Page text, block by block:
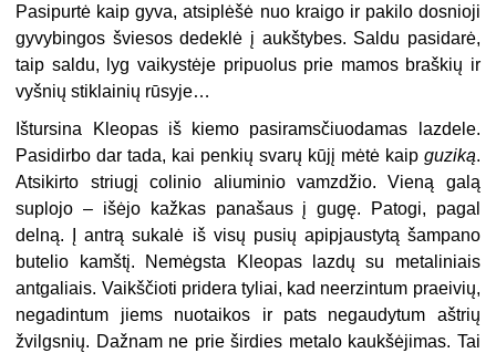
Pasipurtė kaip gyva, atsiplėšė nuo kraigo ir pakilo dosnioji
gyvybingos šviesos dedeklė į aukštybes. Saldu pasidarė,
taip saldu, lyg vaikystėje pripuolus prie mamos braškių ir
vyšnių stiklainių rūsyje…
Ištursina Kleopas iš kiemo pasiramsčiuodamas lazdele.
Pasidirbo dar tada, kai penkių svarų kūjį mėtė kaip guziką.
Atsikirto striugį colinio aliuminio vamzdžio. Vieną galą
suplojo – išėjo kažkas panašaus į gugę. Patogi, pagal
delną. Į antrą sukalė iš visų pusių apipjaustytą šampano
butelio kamštį. Nemėgsta Kleopas lazdų su metaliniais
antgaliais. Vaikščioti pridera tyliai, kad neerzintum praeivių,
negadintum jiems nuotaikos ir pats negaudytum aštrių
žvilgsnių. Dažnam ne prie širdies metalo kaukšėjimas. Tai